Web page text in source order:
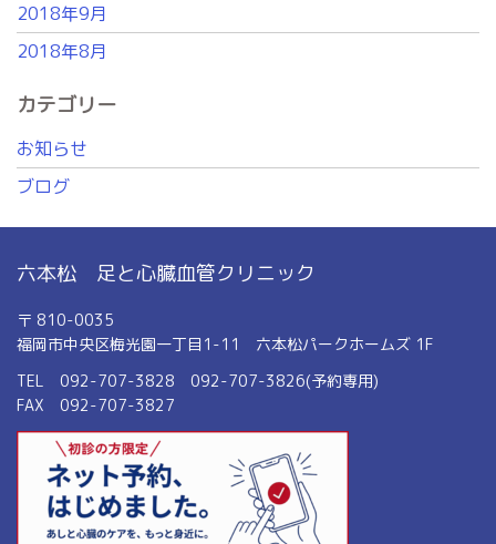
2018年9月
2018年8月
カテゴリー
お知らせ
ブログ
六本松 足と心臓血管クリニック
〒 810-0035
福岡市中央区梅光園一丁目1-11 六本松パークホームズ 1F
TEL 092-707-3828 092-707-3826(予約専用)
FAX 092-707-3827